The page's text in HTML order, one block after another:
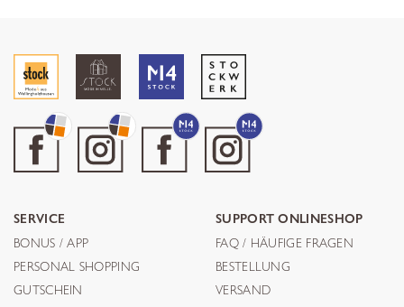
SERVICE
BONUS / APP
PERSONAL SHOPPING
GUTSCHEIN
SUPPORT ONLINESHOP
FAQ / HÄUFIGE FRAGEN
BESTELLUNG
VERSAND